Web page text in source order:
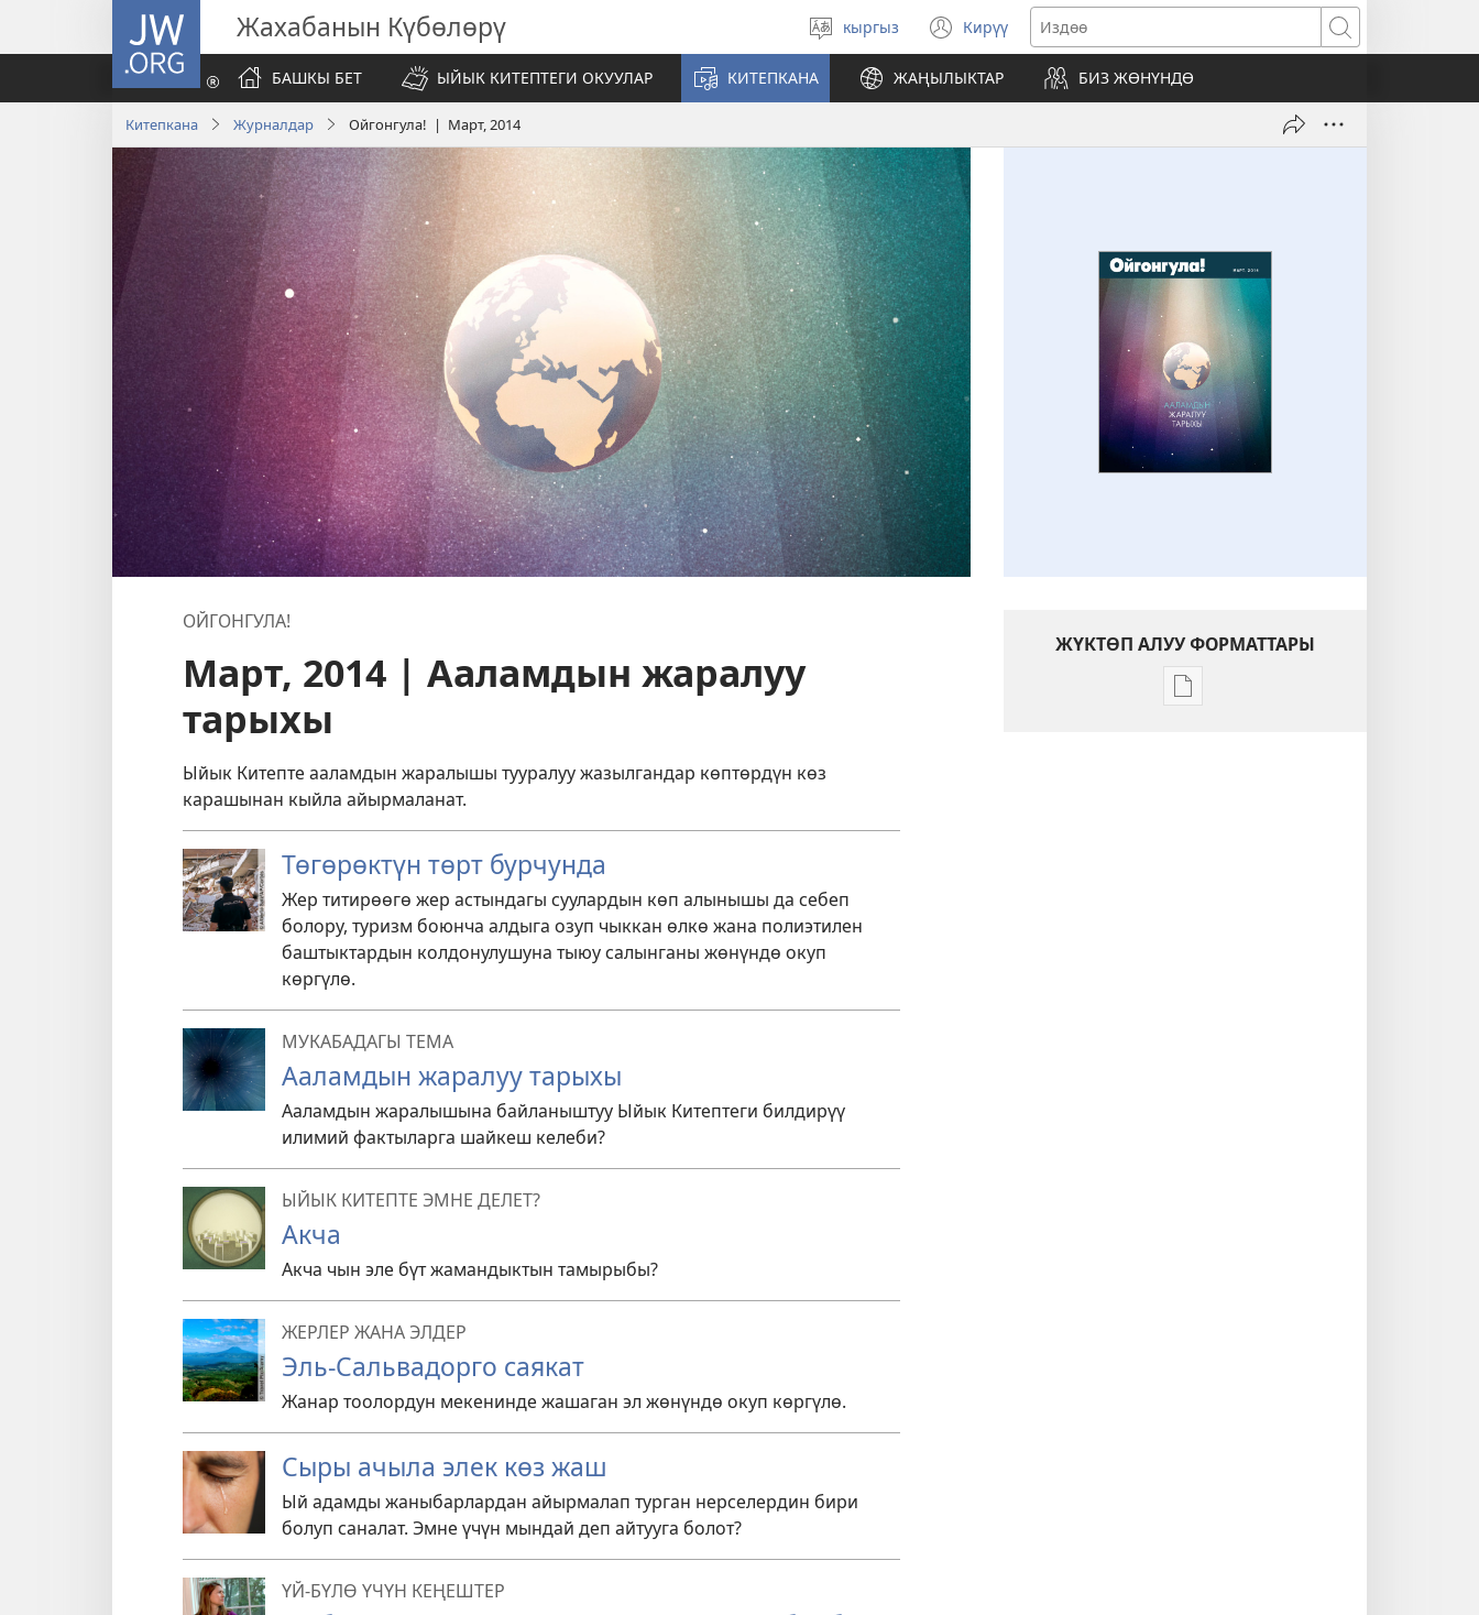
JW.ORG Жахабанын Күбөлөрү
Тилди
тандаңыз
кыргыз Кирүү
(жаңы
терезе
ачат)
Издөө
БАШКЫ БЕТ
ЫЙЫК КИТЕПТЕГИ ОКУУЛАР КИТЕПКАНА ЖАҢЫЛЫКТАР БИЗ ЖӨНҮНДӨ
Китепкана Журналдар Ойгонгула! | Март, 2014
ОЙГОНГУЛА!
Март, 2014 | Ааламдын жаралуу
тарыхы
Ыйык Китепте ааламдын жаралышы тууралуу жазылгандар көптөрдүн көз
карашынан кыйла айырмаланат.
Төгөрөктүн төрт бурчунда
Жер титирөөгө жер астындагы суулардын көп алынышы да себеп
болору, туризм боюнча алдыга озуп чыккан өлкө жана полиэтилен
баштыктардын колдонулушуна тыюу салынганы жөнүндө окуп
көргүлө.
МУКАБАДАГЫ ТЕМА
Ааламдын жаралуу тарыхы
Ааламдын жаралышына байланыштуу Ыйык Китептеги билдирүү
илимий фактыларга шайкеш келеби?
ЫЙЫК КИТЕПТЕ ЭМНЕ ДЕЛЕТ?
Акча
Акча чын эле бүт жамандыктын тамырыбы?
ЖЕРЛЕР ЖАНА ЭЛДЕР
Эль-Сальвадорго саякат
Жанар тоолордун мекенинде жашаган эл жөнүндө окуп көргүлө.
Сыры ачыла элек көз жаш
Ый адамды жаныбарлардан айырмалап турган нерселердин бири
болуп саналат. Эмне үчүн мындай деп айтууга болот?
ҮЙ-БҮЛӨ ҮЧҮН КЕҢЕШТЕР
ЖҮКТӨП АЛУУ ФОРМАТТАРЫ
Адабиятты